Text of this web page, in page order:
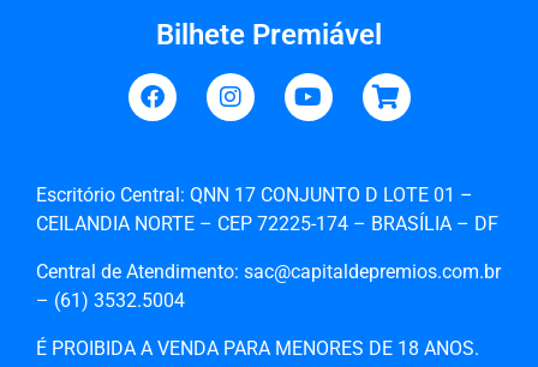
Bilhete Premiável
Escritório Central: QNN 17 CONJUNTO D LOTE 01 –
CEILANDIA NORTE – CEP 72225-174 – BRASÍLIA – DF
Central de Atendimento: sac@capitaldepremios.com.br
– (61)‎‎ 3532.5004
É PROIBIDA A VENDA PARA MENORES DE 18 ANOS.